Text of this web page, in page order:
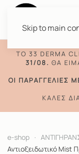
Skip to main
TO 33 DERMA
31/08. ΘΑ
ΟΙ ΠΑΡΑΓΓΕΛΊΕΣ
ΚΑΛΈΣ
e-shop
Αντιοξειδωτικό Mist